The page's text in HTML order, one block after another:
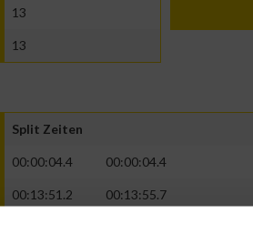
13
13
Split Zeiten
00:00:04.4 00:00:04.4
00:13:51.2 00:13:55.7